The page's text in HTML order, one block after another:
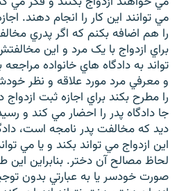
مي توانند اين کار را انجام دهند.
را هم اضافه بکنم که اگر پدري
براي ازدواج با يک مرد و اين
تواند به دادگاه هاي خانواده
و معرفي مرد مورد علاقه و نظر
را مطرح بکند براي اجازه ثبت
جا دادگاه پدر را احضار مي کند و
ديد که مخالفت پدر نامجه است،
اين ازدواج مي تواند بکند و يا مي
لحاظ مصالح آن دختر. بنابراين
صورت خودسر يا به عبارتي بدون